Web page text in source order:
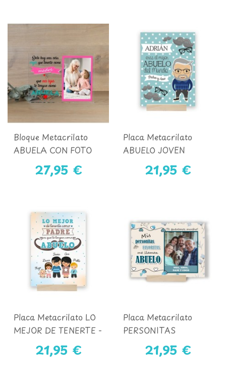
Bloque Metacrilato
ABUELA CON FOTO
27,95 €
Placa Metacrilato
ABUELO JOVEN
21,95 €
Placa Metacrilato LO
MEJOR DE TENERTE -
ABUELO Y NIÑOS
21,95 €
Placa Metacrilato
PERSONITAS
FAVORITAS
21,95 €